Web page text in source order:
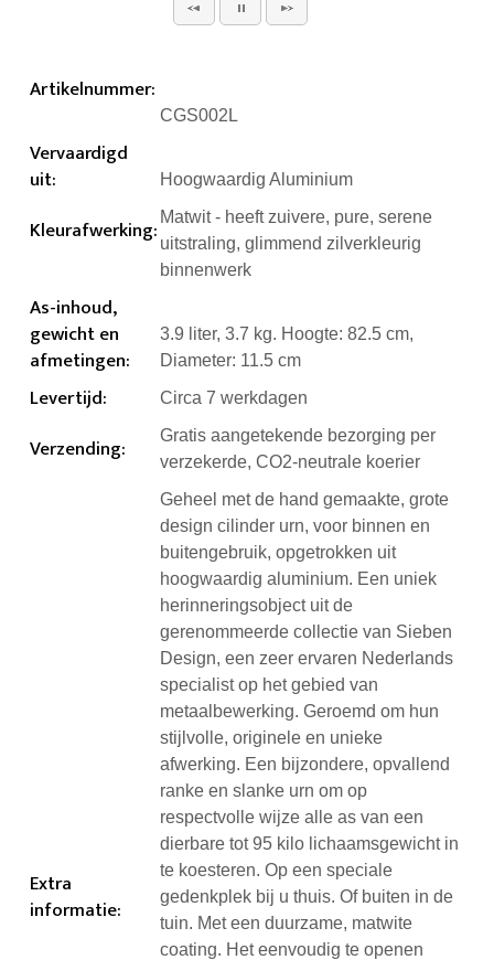
Artikelnummer:
CGS002L
Vervaardigd
uit: Hoogwaardig Aluminium
Kleurafwerking: Matwit - heeft zuivere, pure, serene
uitstraling, glimmend zilverkleurig
binnenwerk
As-inhoud,
gewicht en
afmetingen:
3.9 liter, 3.7 kg. Hoogte: 82.5 cm,
Diameter: 11.5 cm
Levertijd: Circa 7 werkdagen
Verzending:
Gratis aangetekende bezorging per
verzekerde, CO2-neutrale koerier
Extra
informatie:
Geheel met de hand gemaakte, grote
design cilinder urn, voor binnen en
buitengebruik, opgetrokken uit
hoogwaardig aluminium. Een uniek
herinneringsobject uit de
gerenommeerde collectie van Sieben
Design, een zeer ervaren Nederlands
specialist op het gebied van
metaalbewerking. Geroemd om hun
stijlvolle, originele en unieke
afwerking. Een bijzondere, opvallend
ranke en slanke urn om op
respectvolle wijze alle as van een
dierbare tot 95 kilo lichaamsgewicht in
te koesteren. Op een speciale
gedenkplek bij u thuis. Of buiten in de
tuin. Met een duurzame, matwite
coating. Het eenvoudig te openen